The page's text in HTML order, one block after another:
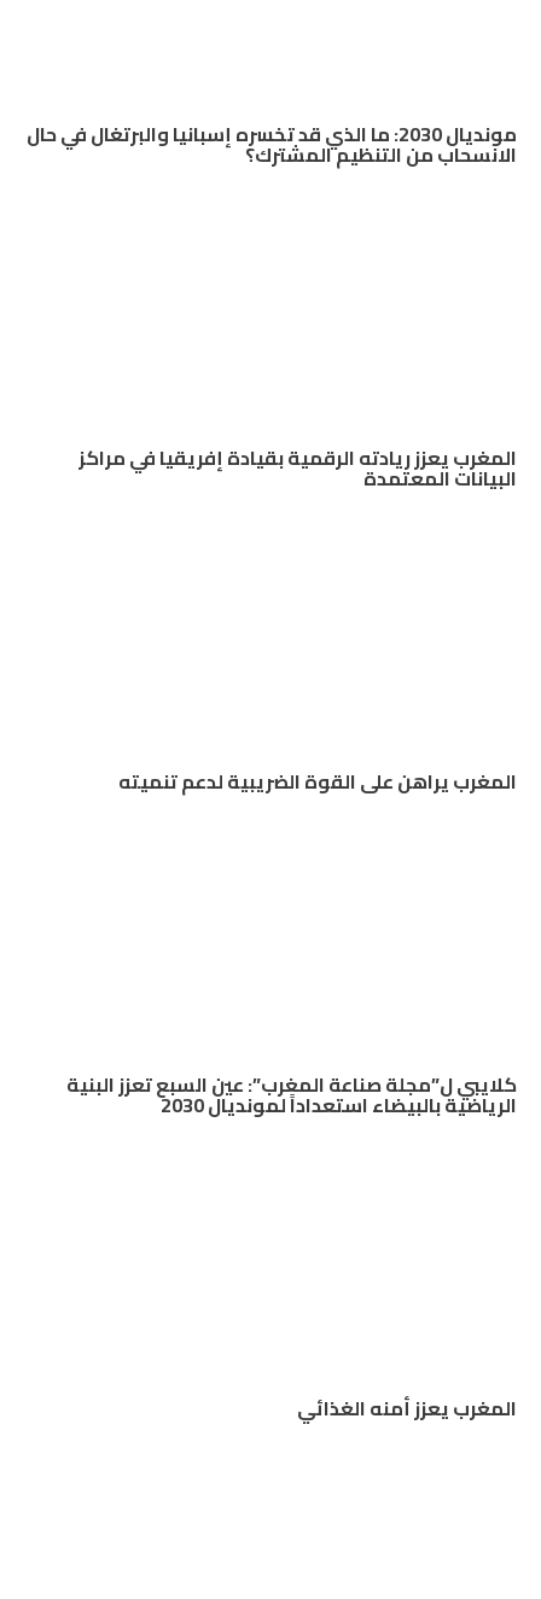
مونديال 2030: ما الذي قد تخسره إسبانيا والبرتغال في حال
الانسحاب من التنظيم المشترك؟
المغرب يعزز ريادته الرقمية بقيادة إفريقيا في مراكز
البيانات المعتمدة
المغرب يراهن على القوة الضريبية لدعم تنميته
كلايبي ل”مجلة صناعة المغرب”: عين السبع تعزز البنية
الرياضية بالبيضاء استعداداً لمونديال 2030
المغرب يعزز أمنه الغذائي